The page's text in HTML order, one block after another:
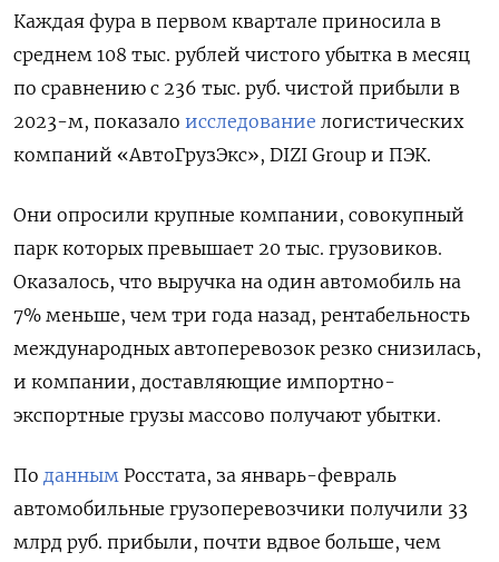
Каждая фура в первом квартале приносила в
среднем 108 тыс. рублей чистого убытка в месяц
по сравнению с 236 тыс. руб. чистой прибыли в
2023-м, показало исследование логистических
компаний «АвтоГрузЭкс», DIZI Group и ПЭК.
Они опросили крупные компании, совокупный
парк которых превышает 20 тыс. грузовиков.
Оказалось, что выручка на один автомобиль на
7% меньше, чем три года назад, рентабельность
международных автоперевозок резко снизилась,
и компании, доставляющие импортно-
экспортные грузы массово получают убытки.
По данным Росстата, за январь-февраль
автомобильные грузоперевозчики получили 33
млрд руб. прибыли, почти вдвое больше, чем